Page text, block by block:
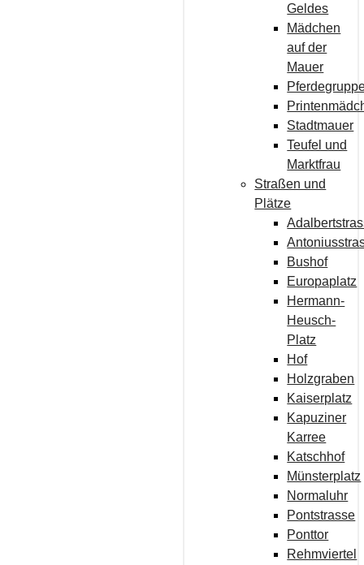
Geldes
Mädchen
auf der
Mauer
Stadtmauer
Teufel und
Marktfrau
Straßen und
Plätze
Bushof
Europaplatz
Hermann-
Heusch-
Platz
Hof
Holzgraben
Kaiserplatz
Kapuziner
Karree
Katschhof
Münsterplatz
Normaluhr
Pontstrasse
Ponttor
Rehmviertel